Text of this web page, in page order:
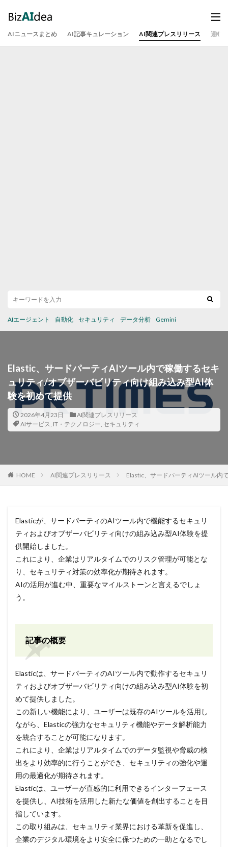
AIニュースまとめ AI記事キュレーション AI関連プレスリリース 運営
AIエージェント 自動化 セキュリティ データ分析 Gemini
Elastic、サードパーティAIツール内で稼働するセキ
ュリティ/オブザーバビリティ向け組み込み型AI体
験を初めて提供
2026年4月23日
AI関連プレスリリース
AIサービス, IT・テクノロジー, セキュリティ
HOME AI関連プレスリリース Elastic、サードパーティAIツール内
Elasticが、サードパーティのAIツール内で機能するセキュリ
ティおよびオブザーバビリティ向けの組み込み型AI体験を提
供開始しました。
これにより、企業はリアルタイムでのリスク管理が可能とな
り、セキュリティ対策の効率化が期待されます。
AIの活用が進む中、重要なマイルストーンと言えるでしょ
う。
記事の概要
Elasticは、サードパーティのAIツール内で動作するセキュリ
ティおよびオブザーバビリティ向けの組み込み型AI体験を初
めて提供しました。
この新しい機能により、ユーザーは既存のAIツールを活用し
ながら、Elasticの強力なセキュリティ機能やデータ解析能力
を統合することが可能になります。
これにより、企業はリアルタイムでのデータ監視や脅威の検
出をより効率的に行うことができ、セキュリティの強化や運
用の最適化が期待されます。
Elasticは、ユーザーが直感的に利用できるインターフェース
を提供し、AI技術を活用した新たな価値を創出することを目
指しています。
この取り組みは、セキュリティ業界における革新を促進し、
企業のデジタル環境をより安全に保つための一助となるでし